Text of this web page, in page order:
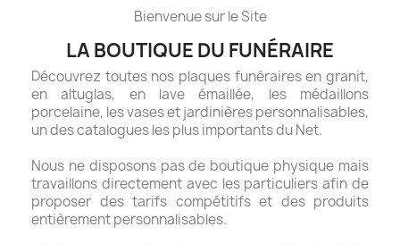
Bienvenue sur le Site
LA BOUTIQUE DU FUNÉRAIRE
Découvrez toutes nos plaques funéraires en granit,
en altuglas, en lave émaillée, les médaillons
porcelaine, les vases et jardinières personnalisables,
un des catalogues les plus importants du Net.
Nous ne disposons pas de boutique physique mais
travaillons directement avec les particuliers afin de
proposer des tarifs compétitifs et des produits
entièrement personnalisables.